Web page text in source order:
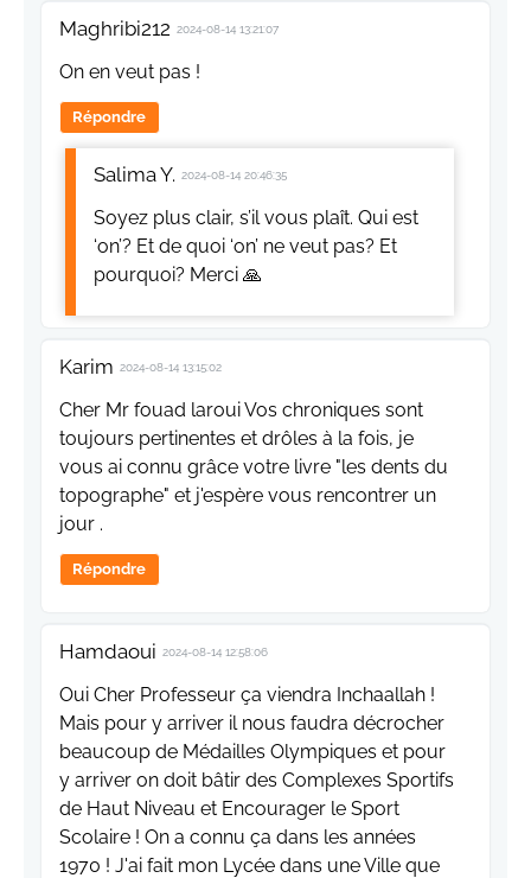
Maghribi212 2024-08-14 13:21:07
On en veut pas !
Répondre
Salima Y. 2024-08-14 20:46:35
Soyez plus clair, s’il vous plaît. Qui est
‘on’? Et de quoi ‘on’ ne veut pas? Et
pourquoi? Merci 🙏
Karim 2024-08-14 13:15:02
Cher Mr fouad laroui Vos chroniques sont
toujours pertinentes et drôles à la fois, je
vous ai connu grâce votre livre "les dents du
topographe" et j'espère vous rencontrer un
jour .
Répondre
Hamdaoui 2024-08-14 12:58:06
Oui Cher Professeur ça viendra Inchaallah !
Mais pour y arriver il nous faudra décrocher
beaucoup de Médailles Olympiques et pour
y arriver on doit bâtir des Complexes Sportifs
de Haut Niveau et Encourager le Sport
Scolaire ! On a connu ça dans les années
1970 ! J'ai fait mon Lycée dans une Ville que